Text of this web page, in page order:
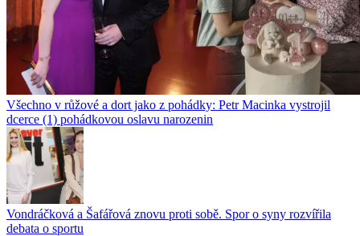
Všechno v růžové a dort jako z pohádky: Petr Macinka vystrojil
dcerce (1) pohádkovou oslavu narozenin
Vondráčková a Šafářová znovu proti sobě. Spor o syny rozvířila
debata o sportu